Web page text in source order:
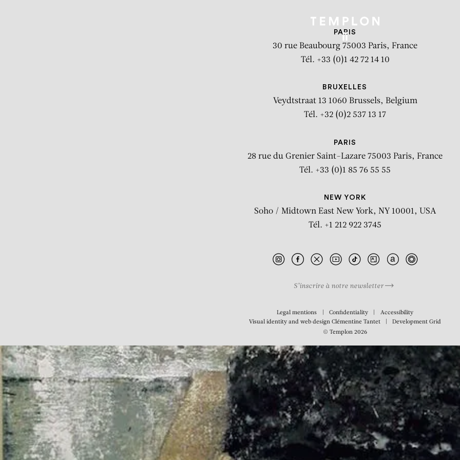
Rodin
PARIS
30 rue Beaubourg 75003 Paris, France
Tél. +33 (0)1 42 72 14 10
BRUXELLES
Veydtstraat 13 1060 Brussels, Belgium
Tél. +32 (0)2 537 13 17
PARIS
28 rue du Grenier Saint-Lazare 75003 Paris, France
Tél. +33 (0)1 85 76 55 55
NEW YORK
Soho / Midtown East New York, NY 10001, USA
Tél. +1 212 922 3745
S’inscrire à notre newsletter
Legal mentions Confidentiality
Accessibility
Visual identity and web design Clémentine Tantet DevelopmentGrid
© Templon 2026